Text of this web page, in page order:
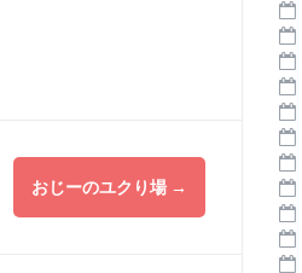
おじーのユクり場 →